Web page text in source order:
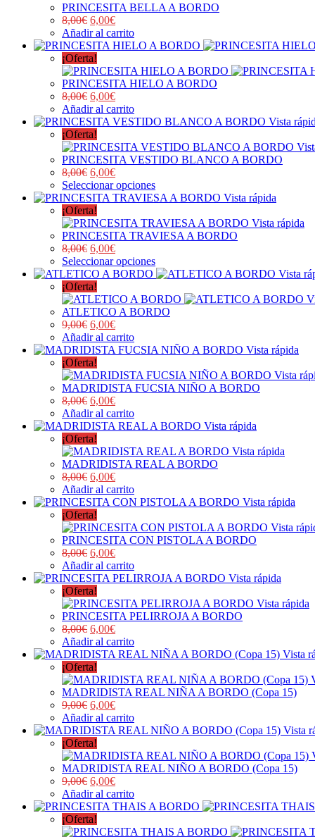
PRINCESITA BELLA A BORDO
8,00€ 6,00€
Añadir al carrito
¡Oferta!
PRINCESITA HIELO A BORDO
8,00€ 6,00€
Añadir al carrito
Vista
¡Oferta!
PRINCESITA VESTIDO BLANCO A BORDO
8,00€ 6,00€
Seleccionar opciones
Vista rápida
¡Oferta!
Vista rápida
PRINCESITA TRAVIESA A BORDO
8,00€ 6,00€
Seleccionar opciones
Vista
¡Oferta!
ATLETICO A BORDO
9,00€ 6,00€
Añadir al carrito
Vista rápida
¡Oferta!
Vista
MADRIDISTA FUCSIA NIÑO A BORDO
8,00€ 6,00€
Añadir al carrito
Vista rápida
¡Oferta!
Vista rápida
MADRIDISTA REAL A BORDO
8,00€ 6,00€
Añadir al carrito
Vista rápida
¡Oferta!
Vista
PRINCESITA CON PISTOLA A BORDO
8,00€ 6,00€
Añadir al carrito
Vista rápida
¡Oferta!
Vista rápida
PRINCESITA PELIRROJA A BORDO
8,00€ 6,00€
Añadir al carrito
Vista
¡Oferta!
MADRIDISTA REAL NIÑA A BORDO (Copa 15)
9,00€ 6,00€
Añadir al carrito
Vista
¡Oferta!
MADRIDISTA REAL NIÑO A BORDO (Copa 15)
9,00€ 6,00€
Añadir al carrito
¡Oferta!